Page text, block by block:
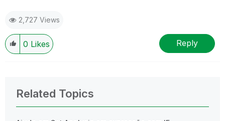
2,727 Views
0 Likes Reply
Related Topics